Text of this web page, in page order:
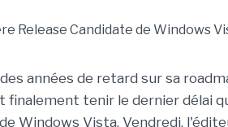
années de retard sur sa
tenir le dernier délai
Windows Vista. Vendredi,